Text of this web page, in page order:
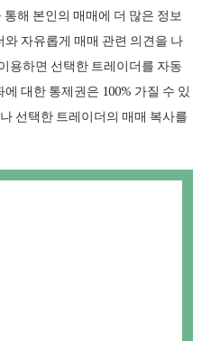
해 본인의 매매에 더 많은 정보
자유롭게 매매 관련 의견을 나
용하면 선택한 트레이더를 자동
대한 통제권은 100% 가질 수 있
선택한 트레이더의 매매 복사를